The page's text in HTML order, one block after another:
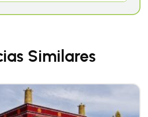
Similares